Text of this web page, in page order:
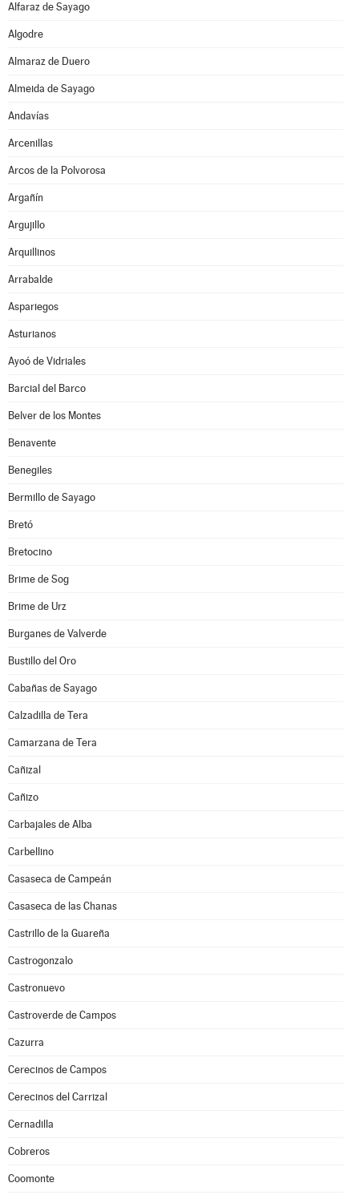
Alfaraz de Sayago
Algodre
Almaraz de Duero
Almeida de Sayago
Andavías
Arcenillas
Arcos de la Polvorosa
Argañín
Argujillo
Arquillinos
Arrabalde
Aspariegos
Asturianos
Ayoó de Vidriales
Barcial del Barco
Belver de los Montes
Benavente
Benegiles
Bermillo de Sayago
Bretó
Bretocino
Brime de Sog
Brime de Urz
Burganes de Valverde
Bustillo del Oro
Cabañas de Sayago
Calzadilla de Tera
Camarzana de Tera
Cañizal
Cañizo
Carbajales de Alba
Carbellino
Casaseca de Campeán
Casaseca de las Chanas
Castrillo de la Guareña
Castrogonzalo
Castronuevo
Castroverde de Campos
Cazurra
Cerecinos de Campos
Cerecinos del Carrizal
Cernadilla
Cobreros
Coomonte